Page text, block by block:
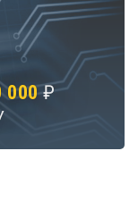
000 ₽